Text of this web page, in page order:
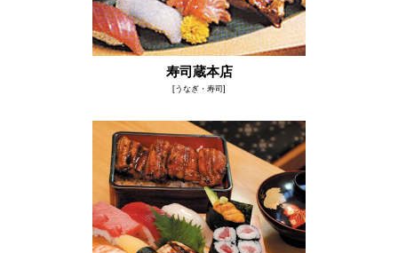
寿司蔵本店
[うなぎ・寿司]